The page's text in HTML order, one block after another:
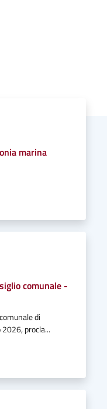
marina
comunale -
di
procla...